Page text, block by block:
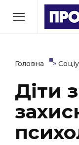
Економіка
Політика
Втрачений
Головна »
Діти